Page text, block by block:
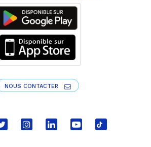
Lien
Lien
Lien
Lien
Lien
NOUS CONTACTER